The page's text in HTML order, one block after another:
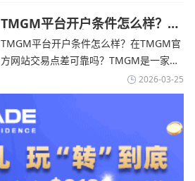
标准的MT4、MT5，以及自研的
AvaTradeGO和AvaOptions。通过
avatrade爱华官网交易资讯了解，据伊朗
TMGM平台开户条件怎么样？美
伊和谈传闻引发油价暴跌-
TMGM官网
TMGM平台开户条件怎么样？在TMGM官
方网站交易点差可靠吗？‌‌‌TMGM是一家交
易成本极低、产品极其丰富、ASIC监管
+千万保险加持的全球知名经纪商，特别适
合活跃交易者和股票CFD投资者。通过
TMGM官网交易资讯了解，周三亚洲交易
时段,油价暴跌逾6%,布伦特原油跌破每桶
100美元
2026-03-25